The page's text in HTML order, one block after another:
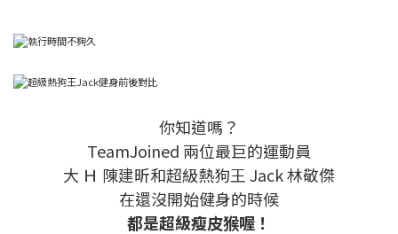
你知道嗎？
TeamJoined 兩位最巨的運動員
大 Ｈ 陳建昕和超級熱狗王 Jack 林敬傑
在還沒開始健身的時候
都是超級瘦皮猴喔！